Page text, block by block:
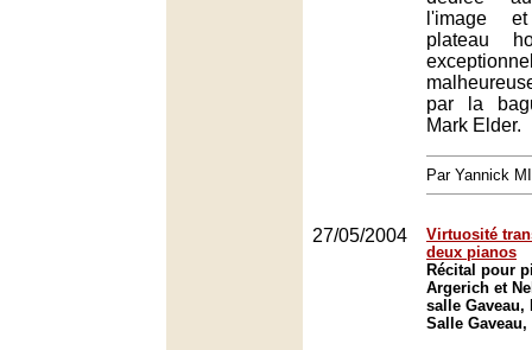
l'image
plateau
par la
Mark Elder.
Par Yannick
27/05/2004
Virtuosité
deux pianos
Récital pour
Argerich et
salle Gaveau,
Salle Gaveau,